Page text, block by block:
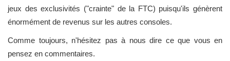
jeux des exclusivités ("crainte" de la FTC) puisqu'ils génèrent
énormément de revenus sur les autres consoles.
Comme toujours, n'hésitez pas à nous dire ce que vous en
pensez en commentaires.